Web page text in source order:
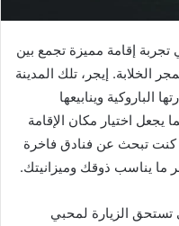
تجربة إقامة مميزة تجمع بين
الخلابة. إيجر، تلك المدينة
الباروكية وينابيعها
يجعل اختيار مكان الإقامة
كنت تبحث عن فنادق فاخرة
ما يناسب ذوقك وميزانيتك.
تستحق الزيارة لمحبي